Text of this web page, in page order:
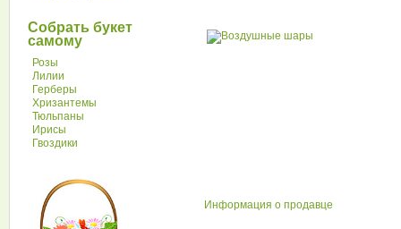
Собрать букет
самому
Розы
Лилии
Герберы
Хризантемы
Тюльпаны
Ирисы
Гвоздики
Информация о продавце